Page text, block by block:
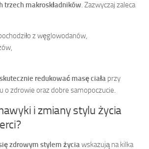
trzech makroskładników. Zazwyczaj zaleca
z węglowodanów,
redukować masę ciała przy
o zdrowie oraz dobre samopoczucie.
i zmiany stylu życia
zdrowym stylem życiawskazują na kilka